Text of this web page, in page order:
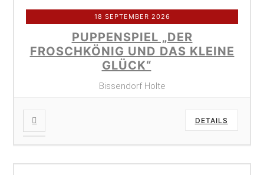
18 SEPTEMBER 2026
PUPPENSPIEL „DER
FROSCHKÖNIG UND DAS KLEINE
GLÜCK“
Bissendorf Holte
DETAILS